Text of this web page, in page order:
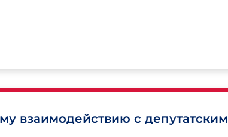
взаимодействию с депутатским